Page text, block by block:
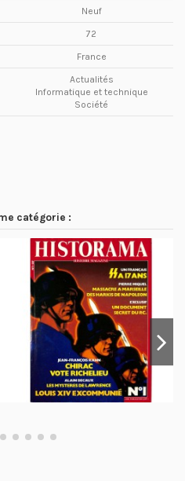
Neuf
72
France
Actualités
Informatique et technique
Société
catégorie :